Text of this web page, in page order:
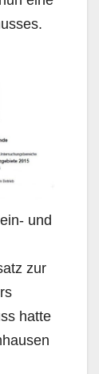
und
zur
hatte